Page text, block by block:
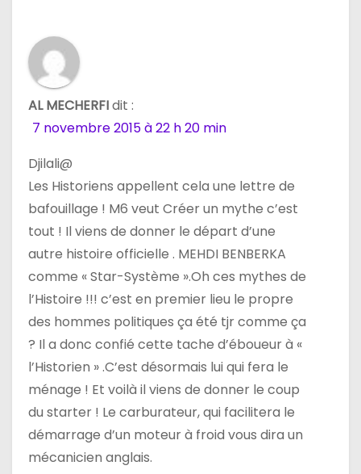
d
e
a
r
t
c
e
AL MECHERFIdit :
7 novembre 2015 à 22 h 20 min
Djilali@
Les Historiens appellent cela une lettre de
bafouillage ! M6 veut Créer un mythe c’est
tout ! Il viens de donner le départ d’une
autre histoire officielle . MEHDI BENBERKA
comme « Star-Système ».Oh ces mythes de
l’Histoire !!! c’est en premier lieu le propre
des hommes politiques ça été tjr comme ça
? Il a donc confié cette tache d’éboueur à «
l’Historien » .C’est désormais lui qui fera le
ménage ! Et voilà il viens de donner le coup
du starter ! Le carburateur, qui facilitera le
démarrage d’un moteur à froid vous dira un
mécanicien anglais.